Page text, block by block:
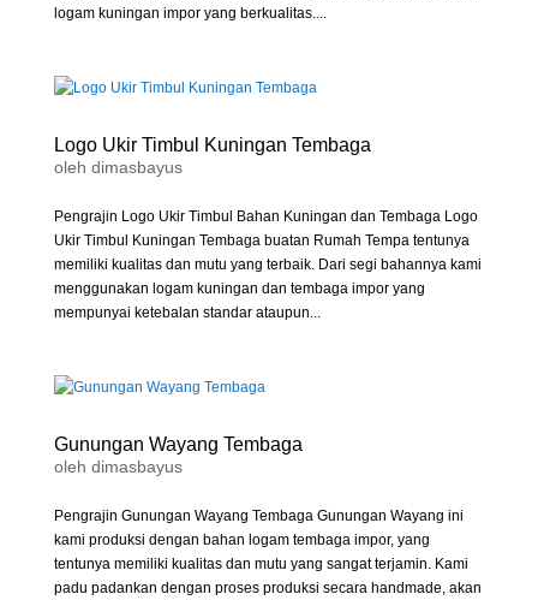
logam kuningan impor yang berkualitas....
Logo Ukir Timbul Kuningan Tembaga
oleh dimasbayus
Pengrajin Logo Ukir Timbul Bahan Kuningan dan Tembaga Logo
Ukir Timbul Kuningan Tembaga buatan Rumah Tempa tentunya
memiliki kualitas dan mutu yang terbaik. Dari segi bahannya kami
menggunakan logam kuningan dan tembaga impor yang
mempunyai ketebalan standar ataupun...
Gunungan Wayang Tembaga
oleh dimasbayus
Pengrajin Gunungan Wayang Tembaga Gunungan Wayang ini
kami produksi dengan bahan logam tembaga impor, yang
tentunya memiliki kualitas dan mutu yang sangat terjamin. Kami
padu padankan dengan proses produksi secara handmade, akan